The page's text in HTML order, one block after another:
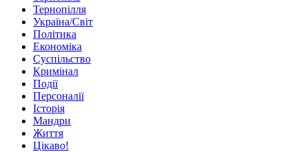
Тернопілля
Україна/Світ
Політика
Економіка
Суспільство
Кримінал
Події
Персоналії
Історія
Мандри
Життя
Цікаво!